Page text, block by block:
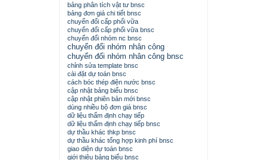
bảng phân tích vật tư bnsc
bảng đơn giá chi tiết bnsc
chuyển đổi cấp phối vữa
chuyển đổi cấp phối vữa bnsc
chuyển đổi nhóm nc bnsc
chuyển đổi nhóm nhân công
chuyển đổi nhóm nhân công bnsc
chỉnh sửa template bnsc
cài đặt dự toán bnsc
cách bóc thép điện nước bnsc
cập nhật bảng biểu bnsc
cập nhật phiên bản mới bnsc
dùng nhiều bộ đơn giá bnsc
dữ liệu thẩm định chạy tiếp
dữ liệu thẩm định chạy tiếp bnsc
dự thầu khác thkp bnsc
dự thầu khác tổng hợp kinh phí bnsc
giao diện dự toán bnsc
giới thiệu bảng biểu bnsc